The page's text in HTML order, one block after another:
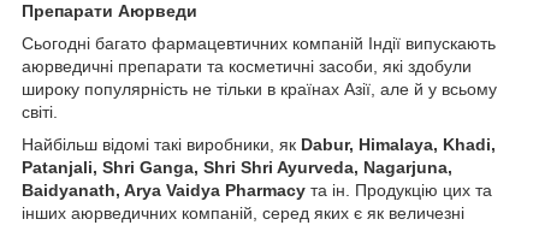
Препарати Аюрведи
Сьогодні багато фармацевтичних компаній Індії випускають
аюрведичні препарати та косметичні засоби, які здобули
широку популярність не тільки в країнах Азії, але й у всьому
світі.
Найбільш відомі такі виробники, як Dabur, Himalaya, Khadi,
Patanjali, Shri Ganga, Shri Shri Ayurveda, Nagarjuna,
Baidyanath, Arya Vaidya Pharmacy та ін. Продукцію цих та
інших аюрведичних компаній, серед яких є як величезні